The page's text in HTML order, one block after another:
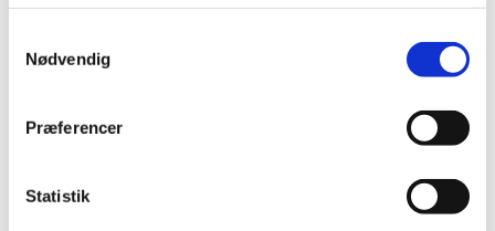
Nødvendig
Præferencer
Statistik
maj (4)
marts (7)